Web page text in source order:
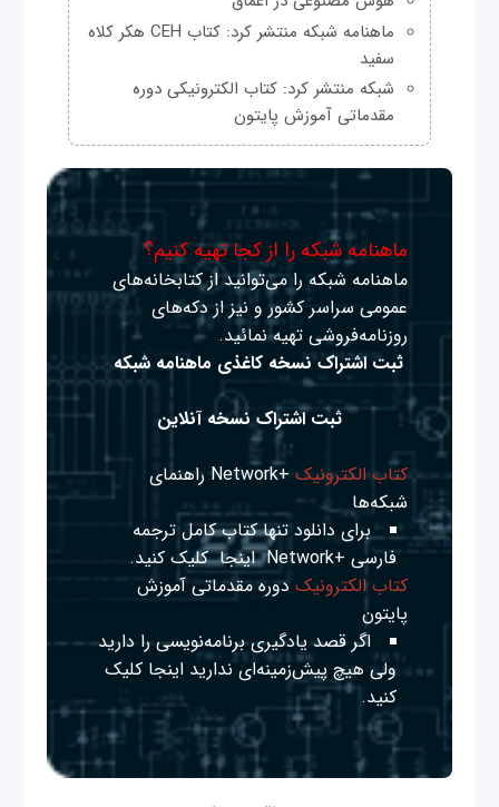
ماهنامه شبکه منتشر کرد: کتاب CEH هکر کلاه
سفید
شبکه منتشر کرد: کتاب الکترونیکی دوره
مقدماتی آموزش پایتون
ماهنامه شبکه را از کجا تهیه کنیم؟
ماهنامه شبکه را می‌توانید از کتابخانه‌های
عمومی سراسر کشور و نیز از دکه‌های
روزنامه‌فروشی تهیه نمائید.
ثبت اشتراک نسخه کاغذی ماهنامه شبکه
ثبت اشتراک نسخه آنلاین
کتاب الکترونیک
+Network راهنمای
شبکه‌ها
برای دانلود تنها کتاب کامل ترجمه
فارسی +Network
اینجا کلیک کنید.
کتاب الکترونیک دوره مقدماتی آموزش
پایتون
اگر قصد یادگیری برنامه‌نویسی را دارید
ولی هیچ پیش‌زمینه‌ای نداریداینجا کلیک
کنید.